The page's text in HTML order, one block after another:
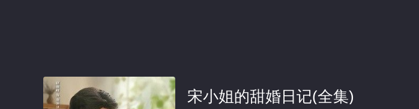
宋小姐的甜婚日记(全集)